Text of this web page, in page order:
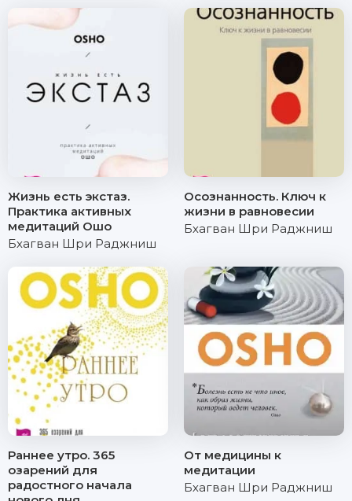
Жизнь есть экстаз.
Практика активных
медитаций Ошо
Бхагван Шри Раджниш
Осознанность. Ключ к
жизни в равновесии
Бхагван Шри Раджниш
Раннее утро. 365
озарений для
радостного начала
От медицины к
медитации
Бхагван Шри Раджниш